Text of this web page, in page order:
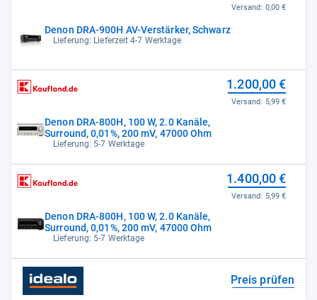
Denon DRA-900H AV-Verstärker, Schwarz
Lieferung: Lieferzeit 4-7 Werktage
Versand: 0,00 €
Denon DRA-800H, 100 W, 2.0 Kanäle,
Surround, 0,01%, 200 mV, 47000 Ohm
Lieferung: 5-7 Werktage
1.200,00 €
Versand: 5,99 €
Denon DRA-800H, 100 W, 2.0 Kanäle,
Surround, 0,01%, 200 mV, 47000 Ohm
Lieferung: 5-7 Werktage
1.400,00 €
Versand: 5,99 €
Preis prüfen